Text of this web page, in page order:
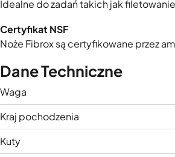
Idealne do zadań takich jak
Certyfikat NSF
Noże Fibrox są certyfikowane przez
Dane Techniczne
Waga
Kraj pochodzenia
Kuty